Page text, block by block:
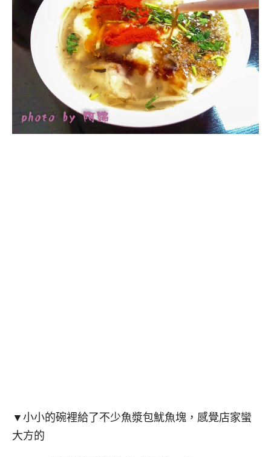
▼小小的碗裡給了不少魚漿包魷魚塊，感覺店家蠻
大方的